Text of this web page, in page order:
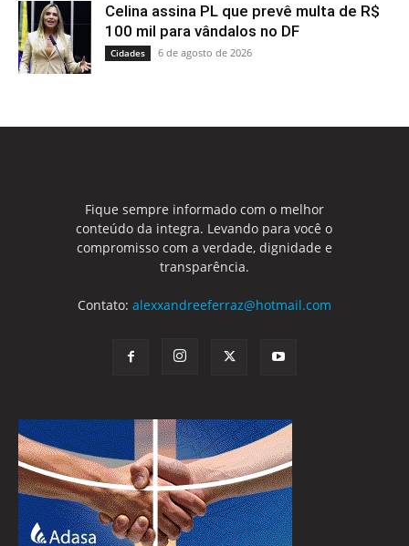
Celina assina PL que prevê multa de R$
100 mil para vândalos no DF
Cidades 6 de agosto de 2026
Fique sempre informado com o melhor
conteúdo da integra. Levando para você o
compromisso com a verdade, dignidade e
transparência.
Contato: alexxandreeferraz@hotmail.com